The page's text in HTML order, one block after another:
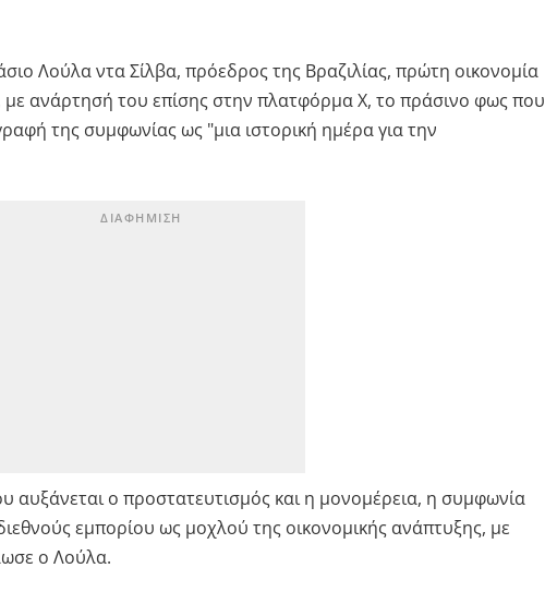
Λούλα ντα Σίλβα, πρόεδρος της Βραζιλίας, πρώτη οικονομία
με ανάρτησή του επίσης στην πλατφόρμα Χ, το πράσινο φως που
της συμφωνίας ως "μια ιστορική ημέρα για την
αυξάνεται ο προστατευτισμός και η μονομέρεια, η συμφωνία
εμπορίου ως μοχλού της οικονομικής ανάπτυξης, με
ο Λούλα.